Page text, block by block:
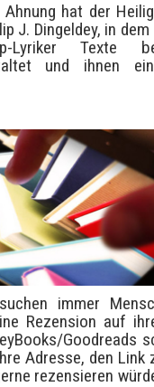
Ahnung hat der
J. Dingeldey, in
Lyriker Texte
und ihnen
immer
Rezension auf
Goodreads
Adresse, den Link
rezensieren